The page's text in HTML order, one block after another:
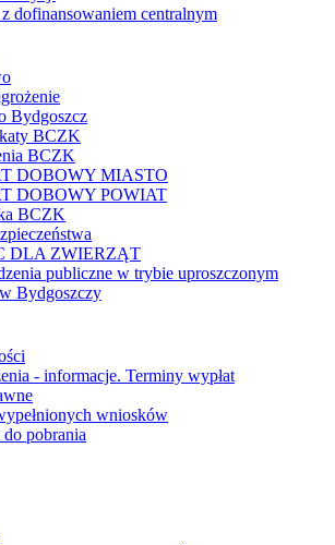
dofinansowaniem centralnym
Bydgoszcz
BCZK
BCZK
DOBOWY MIASTO
DOBOWY POWIAT
BCZK
DLA ZWIERZĄT
publiczne w trybie uproszczonym
Bydgoszczy
- informacje. Terminy wypłat
wniosków
pobrania